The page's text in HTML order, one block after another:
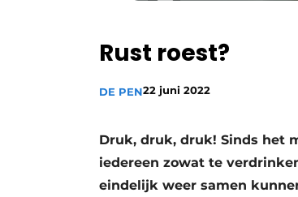
Rust roest?
DE PEN22 juni 2022
Druk, druk, druk! Sinds het
iedereen zowat te
eindelijk weer samen